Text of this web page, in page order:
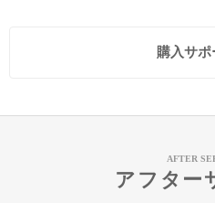
購入サポ
AFTER
アフター